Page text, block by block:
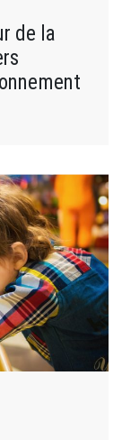
de la